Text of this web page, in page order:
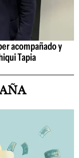
acompañado y
Tapia